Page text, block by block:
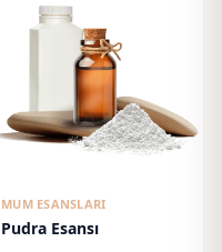
625,00 ₺
MUM ESANSLARI
Pudra Esansı